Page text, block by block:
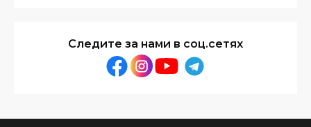
Следите за нами в соц.сетях